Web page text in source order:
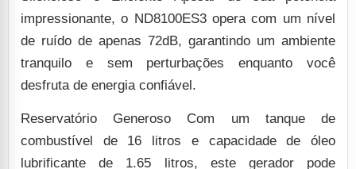
impressionante, o ND8100ES3 opera com um nível
de ruído de apenas 72dB, garantindo um ambiente
tranquilo e sem perturbações enquanto você
desfruta de energia confiável.
Reservatório Generoso Com um tanque de
combustível de 16 litros e capacidade de óleo
lubrificante de 1.65 litros, este gerador pode